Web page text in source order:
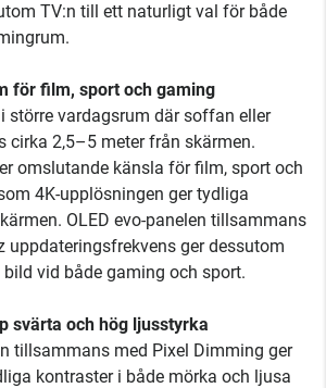
TV:n till ett naturligt val för både
för film, sport och gaming
större vardagsrum där soffan eller
cirka 2,5–5 meter från skärmen.
omslutande känsla för film, sport och
4K-upplösningen ger tydliga
OLED evo-panelen tillsammans
uppdateringsfrekvens ger dessutom
vid både gaming och sport.
svärta och hög ljusstyrka
tillsammans med Pixel Dimming ger
kontraster i både mörka och ljusa